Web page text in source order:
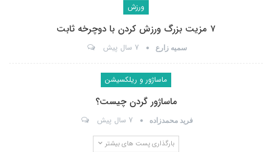
ورزش
۷ مزیت بزرگ ورزش کردن با دوچرخه ثابت
سمیه زارع 7 سال پیش
ماساژور و ریلکسیشن
ماساژور گردن چیست؟
فرید محمدزاده 7 سال پیش
بارگذاری پست های بیشتر